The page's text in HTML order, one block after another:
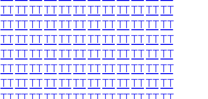
TTTTTTTTTTTTTTTTTTTTTTTT
TTTTTTTTTTTTTTTTTTTTTTTT
TTTTTTTTTTTTTTTTTTTTTTTT
TTTTTTTTTTTTTTTTTTTTTTTT
TTTTTTTTTTTTTTTTTTTTTTTT
TTTTTTTTTTTTTTTTTTTTTTTT